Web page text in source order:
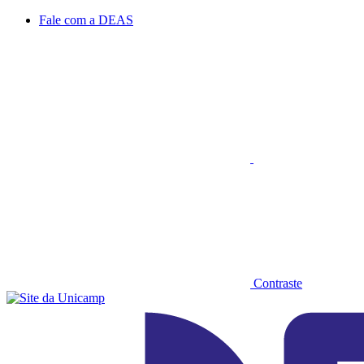
Conteúdo principal Menu principal
Fale com a DEAS
Contraste